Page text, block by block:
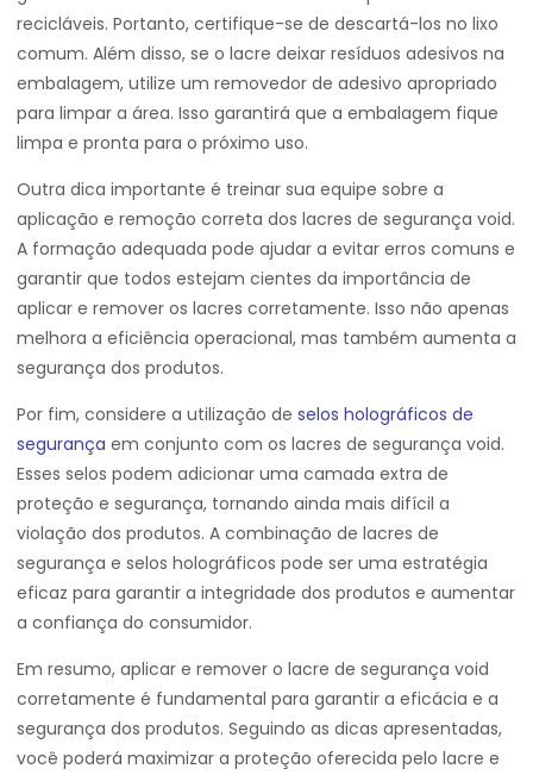
recicláveis. Portanto, certifique-se de descartá-los no lixo
comum. Além disso, se o lacre deixar resíduos adesivos na
embalagem, utilize um removedor de adesivo apropriado
para limpar a área. Isso garantirá que a embalagem fique
limpa e pronta para o próximo uso.
Outra dica importante é treinar sua equipe sobre a
aplicação e remoção correta dos lacres de segurança void.
A formação adequada pode ajudar a evitar erros comuns e
garantir que todos estejam cientes da importância de
aplicar e remover os lacres corretamente. Isso não apenas
melhora a eficiência operacional, mas também aumenta a
segurança dos produtos.
Por fim, considere a utilização de selos holográficos de
segurança em conjunto com os lacres de segurança void.
Esses selos podem adicionar uma camada extra de
proteção e segurança, tornando ainda mais difícil a
violação dos produtos. A combinação de lacres de
segurança e selos holográficos pode ser uma estratégia
eficaz para garantir a integridade dos produtos e aumentar
a confiança do consumidor.
Em resumo, aplicar e remover o lacre de segurança void
corretamente é fundamental para garantir a eficácia e a
segurança dos produtos. Seguindo as dicas apresentadas,
você poderá maximizar a proteção oferecida pelo lacre e